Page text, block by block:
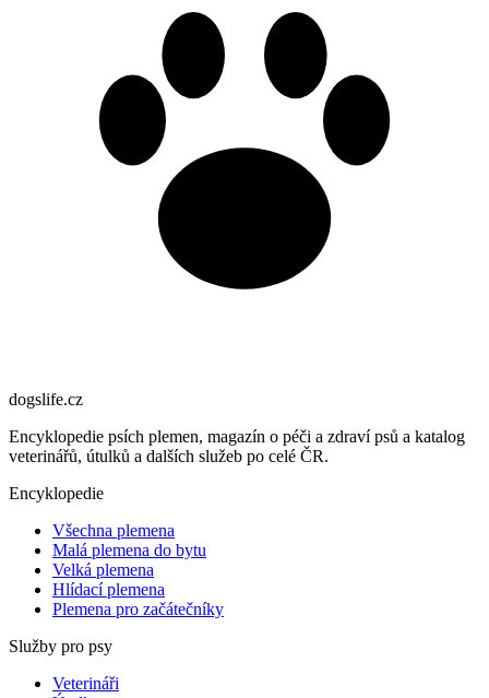
dogslife.cz
Encyklopedie psích plemen, magazín o péči a zdraví psů a katalog
veterinářů, útulků a dalších služeb po celé ČR.
Encyklopedie
Všechna plemena
Malá plemena do bytu
Velká plemena
Hlídací plemena
Plemena pro začátečníky
Služby pro psy
Veterináři